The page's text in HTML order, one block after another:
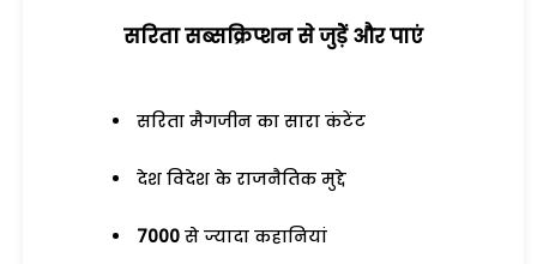
सरिता सब्सक्रिप्शन से जुड़ेें और पाएं
सरिता मैगजीन का सारा कंटेंट
देश विदेश के राजनैतिक मुद्दे
7000 से ज्यादा कहानियां